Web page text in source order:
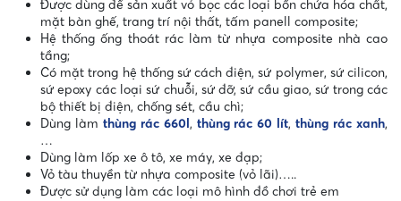
Được dùng để sản xuất vỏ bọc các loại bồn chứa hóa chất,
mặt bàn ghế, trang trí nội thất, tấm panell composite;
Hệ thống ống thoát rác làm từ nhựa composite nhà cao
tầng;
Có mặt trong hệ thống sứ cách điện, sứ polymer, sứ cilicon,
sứ epoxy các loại sứ chuỗi, sứ đỡ, sứ cầu giao, sứ trong các
bộ thiết bị điện, chống sét, cầu chì;
Dùng làm thùng rác 660l , thùng rác 60 lít,thùng rác xanh,
…
Dùng làm lốp xe ô tô, xe máy, xe đạp;
Vỏ tàu thuyền từ nhựa composite (vỏ lãi)…..
Được sử dụng làm các loại mô hình đồ chơi trẻ em